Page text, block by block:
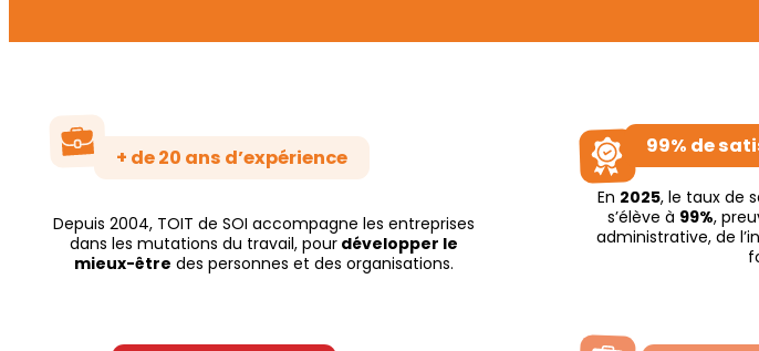
+ de 20 ans d’expérience
Depuis 2004, TOIT de SOI accompagne les entreprises
dans les mutations du travail, pourdévelopper le
mieux-être des personnes et des organisations.
99% de
En 2025, le taux de
s’élève à 99%,
administrative, de